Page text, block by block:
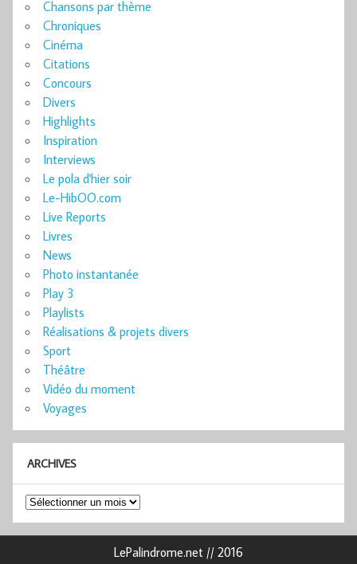
Chansons par thème
Chroniques
Cinéma
Citations
Concours
Divers
Highlights
Inspiration
Interviews
Le pola d'hier soir
Le-HibOO.com
Live Reports
Livres
News
Photo instantanée
Play 3
Playlists
Réalisations & projets divers
Sport
Théâtre
Vidéo du moment
Voyages
ARCHIVES
Archives
LePalindrome.net // 2016